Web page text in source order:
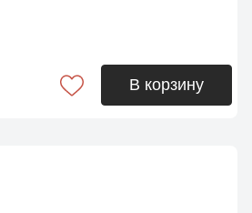
В корзину